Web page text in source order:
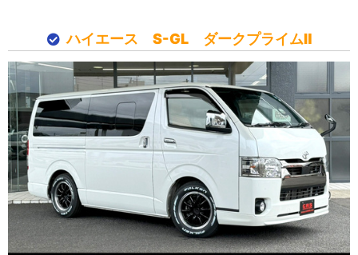
ハイエース S-GL ダークプライムⅡ